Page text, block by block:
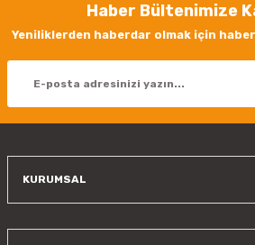
Ürün resmi kalitesiz, bozuk veya
Ürün bilgilerinde hatalar bulunuyor.
Haber Bültenimize
Yeniliklerden haberdar olmak için
KURUMSAL